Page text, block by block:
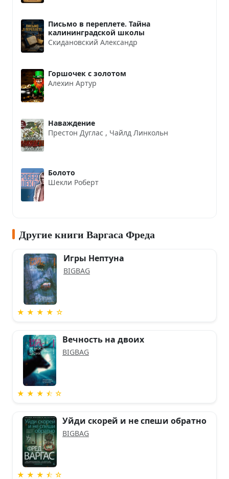
Письмо в переплете. Тайна
калининградской школы
Скидановский Александр
Горшочек с золотом
Алехин Артур
Наваждение
Престон Дуглас , Чайлд Линкольн
Болото
Шекли Роберт
Другие книги Варгаса Фреда
★ ★ ★ ★ ☆
Игры Нептуна
BIGBAG
★ ★ ★ ⯪ ☆
Вечность на двоих
BIGBAG
★ ★ ★ ⯪ ☆
Уйди скорей и не спеши обратно
BIGBAG